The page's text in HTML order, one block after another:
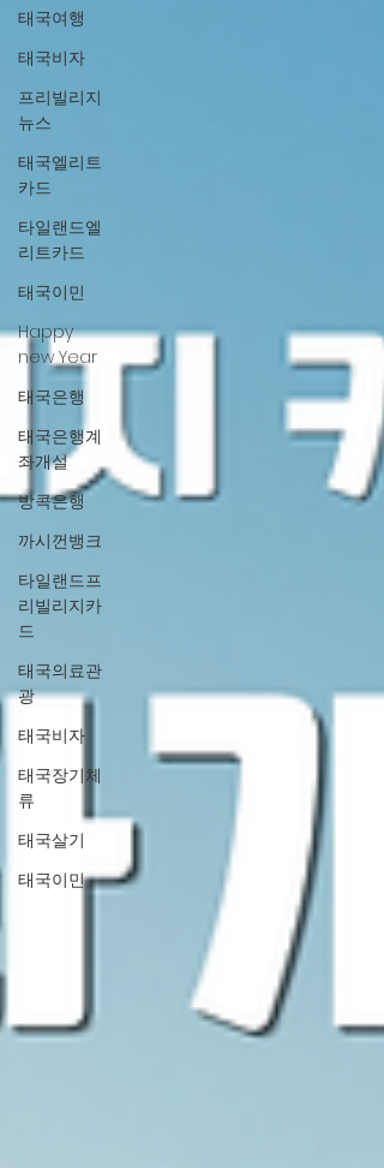
태국여행
태국비자
프리빌리지
뉴스
태국엘리트
카드
타일랜드엘
리트카드
태국이민
Happy
new Year
태국은행
태국은행계
좌개설
방콕은행
까시껀뱅크
타일랜드프
리빌리지카
드
태국의료관
광
태국비자
태국장기체
류
태국살기
태국이민